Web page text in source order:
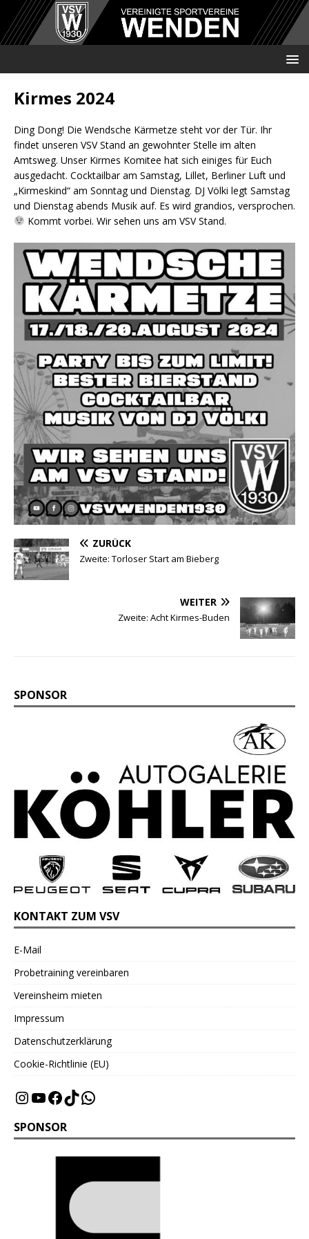
Kirmes 2024
Ding Dong! Die Wendsche Kärmetze steht vor der Tür. Ihr
findet unseren VSV Stand an gewohnter Stelle im alten
Amtsweg. Unser Kirmes Komitee hat sich einiges für Euch
ausgedacht. Cocktailbar am Samstag, Lillet, Berliner Luft und
„Kirmeskind“ am Sonntag und Dienstag. DJ Völki legt Samstag
und Dienstag abends Musik auf. Es wird grandios, versprochen.
Kommt vorbei. Wir sehen uns am VSV Stand.
ZURÜCK
Zweite: Torloser Start am Bieberg
WEITER
Zweite: Acht Kirmes-Buden
SPONSOR
KONTAKT ZUM VSV
E-Mail
Probetraining vereinbaren
Vereinsheim mieten
Impressum
Datenschutzerklärung
Cookie-Richtlinie (EU)
SPONSOR